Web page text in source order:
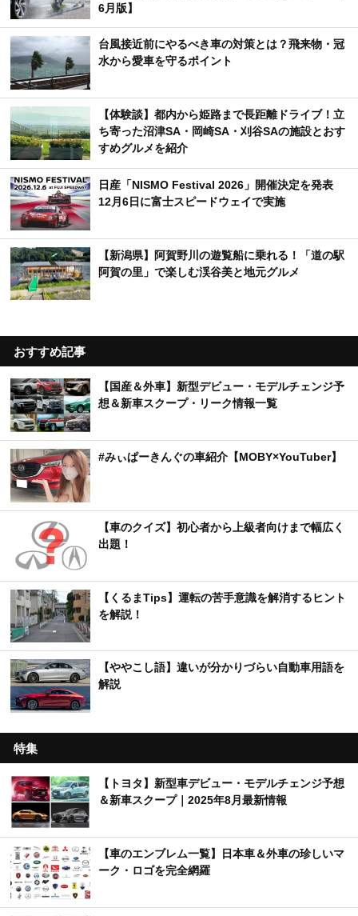
6月版】
台風接近前にやるべき車の対策とは？飛来物・冠
水から愛車を守るポイント
【体験談】都内から姫路まで長距離ドライブ！立
ち寄った沼津SA・岡崎SA・刈谷SAの施設とおす
すめグルメを紹介
日産「NISMO Festival 2026」開催決定を発表
12月6日に富士スピードウェイで実施
【新潟県】阿賀野川の遊覧船に乗れる！「道の駅
阿賀の里」で楽しむ渓谷美と地元グルメ
おすすめ記事
【国産＆外車】新型デビュー・モデルチェンジ予
想＆新車スクープ・リーク情報一覧
#みぃぱーきんぐの車紹介【MOBY×YouTuber】
【車のクイズ】初心者から上級者向けまで幅広く
出題！
【くるまTips】運転の苦手意識を解消するヒント
を解説！
【ややこし語】違いが分かりづらい自動車用語を
解説
特集
【トヨタ】新型車デビュー・モデルチェンジ予想
＆新車スクープ｜2025年8月最新情報
【車のエンブレム一覧】日本車＆外車の珍しいマ
ーク・ロゴを完全網羅